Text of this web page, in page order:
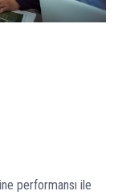
performansı ile